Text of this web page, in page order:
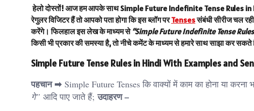
हेलो दोस्तों! आज हम आपके साथSimple Future Indefinite Tense Rules
रेगुलर विजिटर हैं तो आपको पता होगा कि इस ब्लॉग परTensesसंबंधी सीरीज चल
करेंगे। फिलहाल इस लेख के माध्यम से “Simple Future Indefinite Tense
किसी भी प्रकार की समस्या है, तो नीचे कमेंट के माध्यम से हमारे साथ साझा कर सकते
Simple Future Tense Rules in Hindi With Examples and
पहचान ➡ Simple Future Tenses कि वाक्यों में काम का होना या
गे” आदि पाए जाते हैं;उदाहरण –